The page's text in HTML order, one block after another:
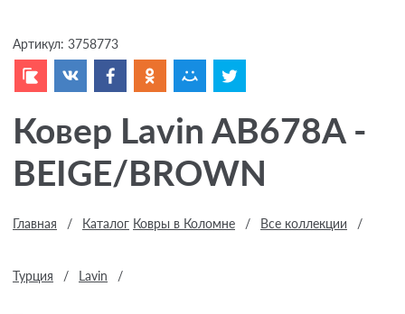
Артикул: 3758773
Ковер Lavin AB678A -
BEIGE/BROWN
Главная / Каталог Ковры в Коломне / Все коллекции /
Турция / Lavin /